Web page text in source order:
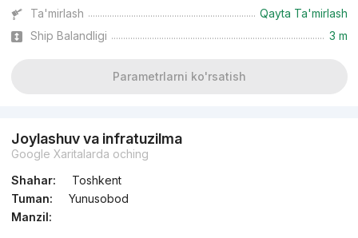
Ta'mirlash
Qayta Ta'mirlash
Ship Balandligi
3 m
Parametrlarni ko'rsatish
Joylashuv va infratuzilma
Google Xaritalarda oching
Shahar:
Toshkent
Tuman:
Yunusobod
Manzil: